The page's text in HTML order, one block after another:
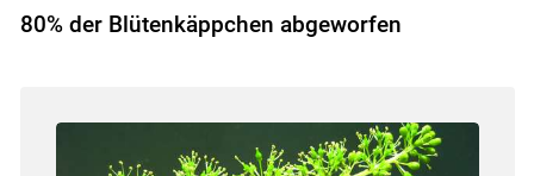
80% der Blütenkäppchen abgeworfen